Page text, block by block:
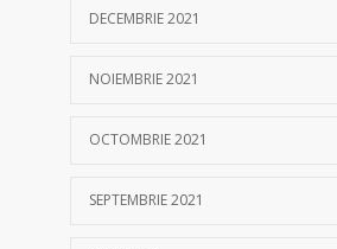
DECEMBRIE 2021
NOIEMBRIE 2021
OCTOMBRIE 2021
SEPTEMBRIE 2021